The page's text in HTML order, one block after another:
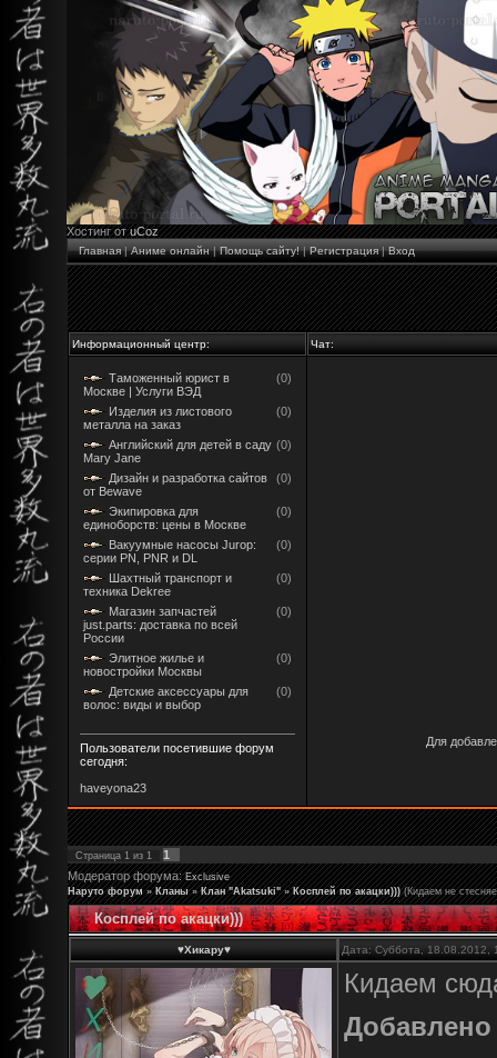
Хостинг отuCoz
Главная|Аниме онлайн|Помощь сайту!|Регистрация|Вход
Информационный центр: Чат:
Таможенный юрист в
Москве | Услуги ВЭД
(0)
Изделия из листового
металла на заказ
(0)
Английский для детей в саду
Mary Jane
(0)
Дизайн и разработка сайтов
от Bewave
(0)
Экипировка для
единоборств: цены в Москве
(0)
Вакуумные насосы Jurop:
серии PN, PNR и DL
(0)
Шахтный транспорт и
техника Dekree
(0)
Магазин запчастей
just.parts: доставка по всей
России
(0)
Элитное жилье и
новостройки Москвы
(0)
Детские аксессуары для
волос: виды и выбор
(0)
Пользователи посетившие форум
сегодня:
haveyona23
Для
Страница 1 из 1
1
Модератор форума:Exclusive
Наруто форум » Кланы » Клан "Akatsuki" » Косплей по акацки))) (Кидаем не
Косплей по акацки)))
♥Хикару♥ Дата: Суббота,
Кидаем
Добавлено